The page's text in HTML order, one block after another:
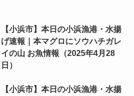
【小浜市】本日の小浜漁港・水揚
げ速報｜本マグロにソウハチガレ
イの山 お魚情報（2025年4月28
日）
【小浜市】本日の小浜漁港・水揚